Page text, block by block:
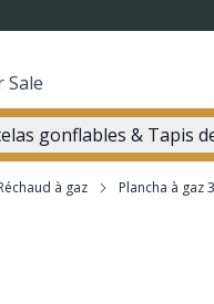
Sale
gonflables & Tapis
à gaz Plancha à gaz